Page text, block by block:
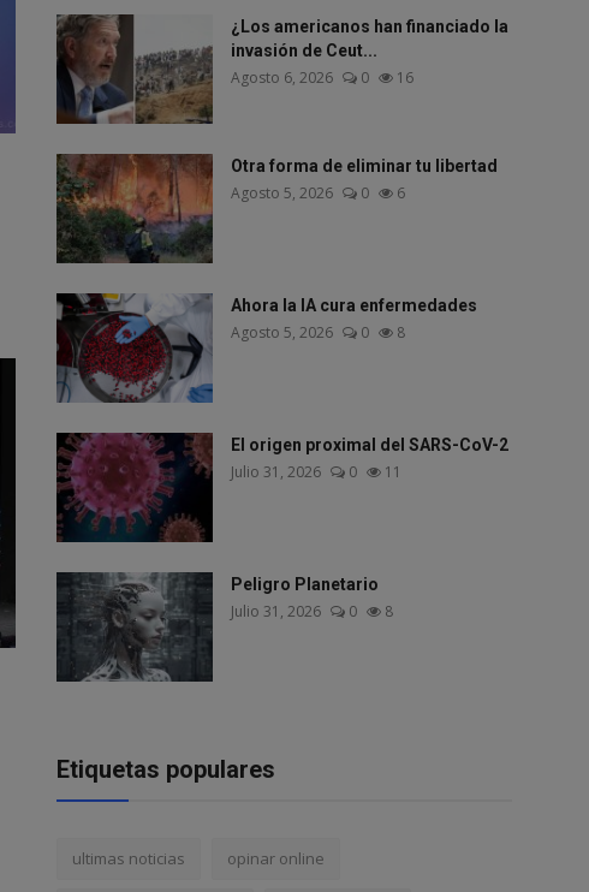
¿Los americanos han financiado la
invasión de Ceut...
Agosto 6, 2026 0 16
Otra forma de eliminar tu libertad
Agosto 5, 2026 0 6
Ahora la IA cura enfermedades
Agosto 5, 2026 0 8
El origen proximal del SARS-CoV-2
Julio 31, 2026 0 11
Peligro Planetario
Julio 31, 2026 0 8
Etiquetas populares
ultimas noticias opinar online